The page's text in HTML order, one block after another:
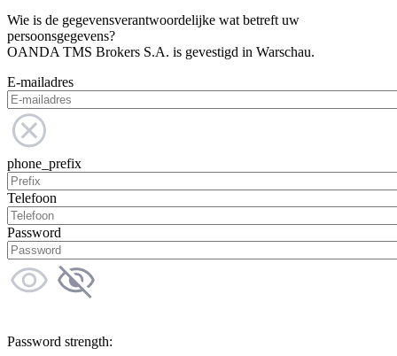
Wie is de gegevensverantwoordelijke wat betreft uw
persoonsgegevens?
OANDA TMS Brokers S.A. is gevestigd in Warschau.
E-mailadres
phone_prefix
Telefoon
Password
Password strength: